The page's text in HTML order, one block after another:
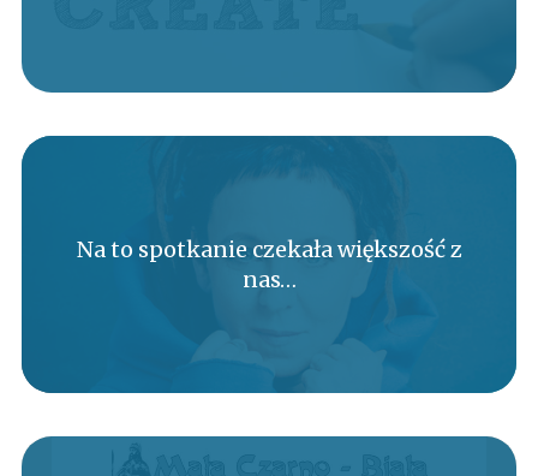
Na to spotkanie czekała większość z
nas…